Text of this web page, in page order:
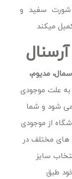
سفید و
میکند
مدیوم،
به علت موجودی
می شود و شما
از موجودی
های مختلف در
سایز
طبق